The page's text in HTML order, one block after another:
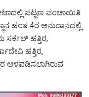
ಪಟ್ಟಣ ಪಂಚಾಯಿತಿ
ಹಂತ 4ರ ಅನುದಾನದಲ್ಲಿ
ಸರ್ಕಲ್ ಹತ್ತಿರ,
ಹತ್ತಿರ,
ಅಳವಡಿಸಲಾಗಿರುವ